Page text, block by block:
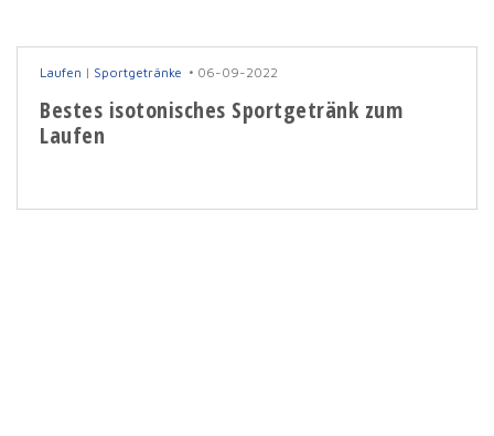
Laufen | Sportgetränke 06-09-2022
Bestes isotonisches Sportgetränk zum
Laufen